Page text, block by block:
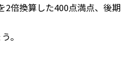
2倍換算した400点満点、後期
。